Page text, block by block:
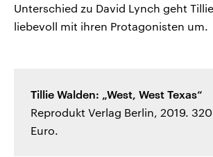
Unterschied zu David Lynch geht
liebevoll mit ihren Protagonisten um.
Tillie Walden: „West, West Texas“
Reprodukt Verlag Berlin, 2019.
Euro.